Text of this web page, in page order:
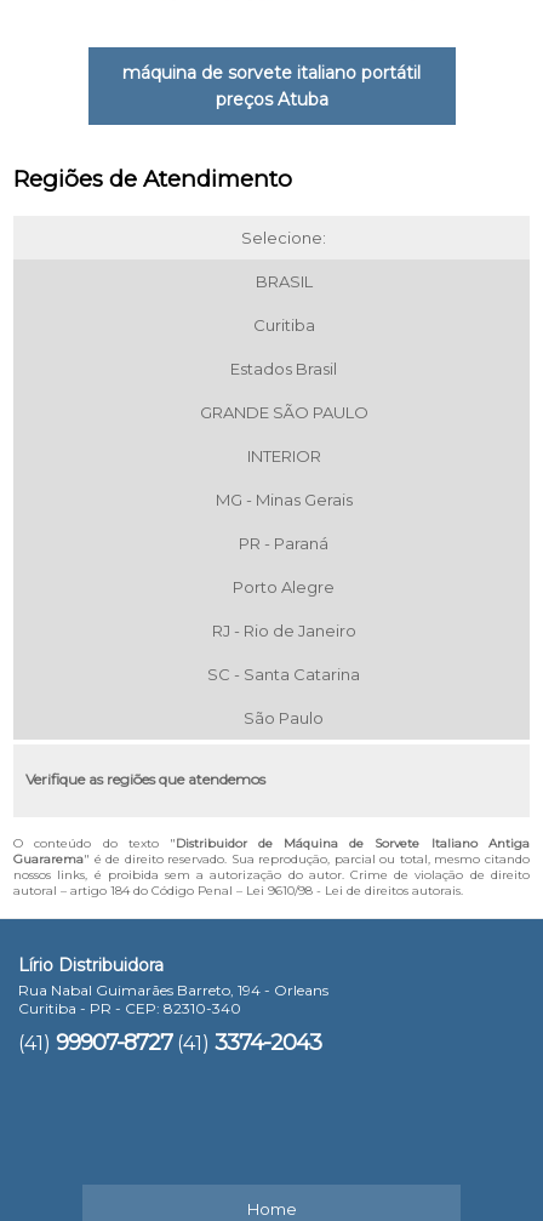
máquina de sorvete italiano portátil
preços Atuba
Regiões de Atendimento
Selecione:
BRASIL
Curitiba
Estados Brasil
GRANDE SÃO PAULO
INTERIOR
MG - Minas Gerais
PR - Paraná
Porto Alegre
RJ - Rio de Janeiro
SC - Santa Catarina
São Paulo
Verifique as regiões que atendemos
O conteúdo do texto "Distribuidor de Máquina de Sorvete Italiano Antiga
Guararema" é de direito reservado. Sua reprodução, parcial ou total, mesmo citando
nossos links, é proibida sem a autorização do autor. Crime de violação de direito
autoral – artigo 184 do Código Penal – Lei 9610/98 - Lei de direitos autorais.
Lírio Distribuidora
Rua Nabal Guimarães Barreto, 194 - Orleans
Curitiba - PR - CEP: 82310-340
(41) 99907-8727 (41) 3374-2043
Home